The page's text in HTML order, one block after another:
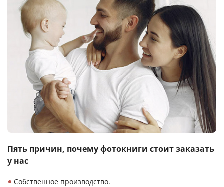
Пять причин, почемуфотокниги стоитзаказать
у нас
Собственное производство.